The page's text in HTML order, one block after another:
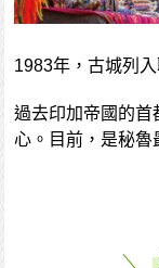
1983年，古城列
過去印加帝國的首
心。目前，是秘魯